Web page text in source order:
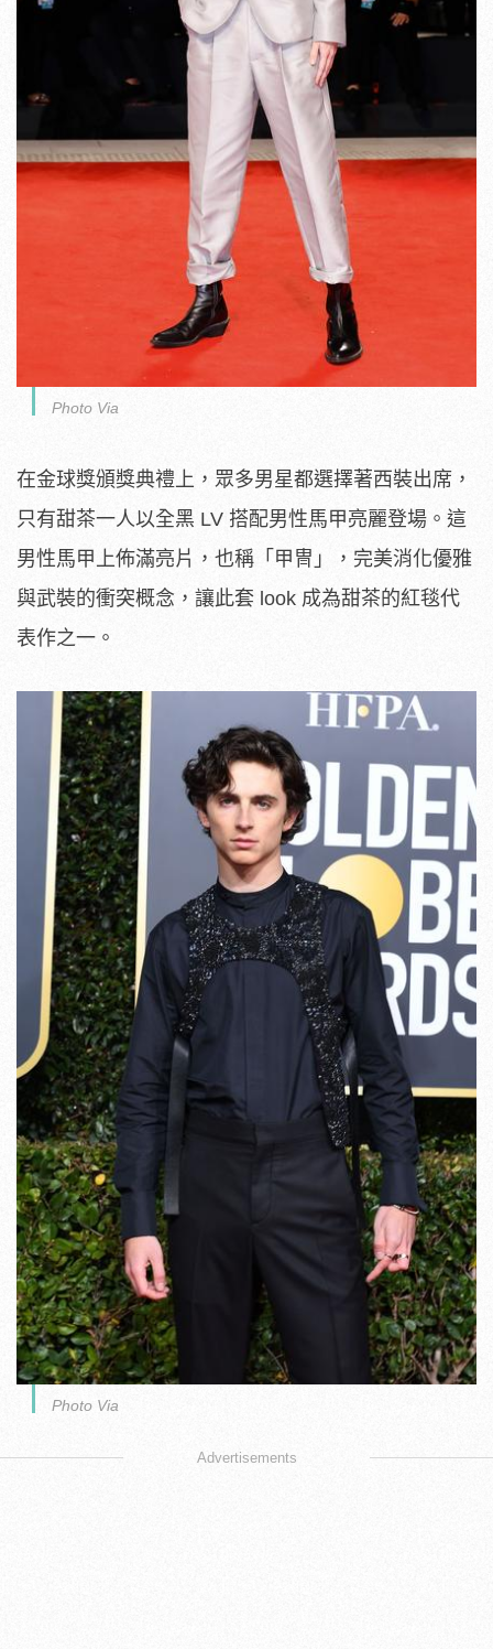
Photo Via
在金球獎頒獎典禮上，眾多男星都選擇著西裝出席，
只有甜茶一人以全黑 LV 搭配男性馬甲亮麗登場。這
男性馬甲上佈滿亮片，也稱「甲冑」，完美消化優雅
與武裝的衝突概念，讓此套 look 成為甜茶的紅毯代
表作之一。
Photo Via
Advertisements